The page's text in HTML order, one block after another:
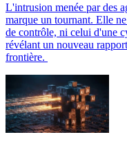
L'intrusion menée par des
marque un tournant. Elle
de contrôle, ni celui d'une
révélant un nouveau
frontière.